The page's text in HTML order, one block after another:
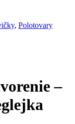
, Polotovary
–